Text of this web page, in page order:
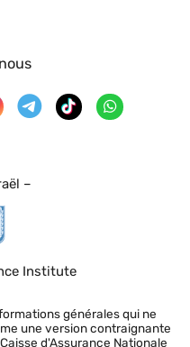
–
Institute
générales qui ne
une version contraignante
d'Assurance Nationale